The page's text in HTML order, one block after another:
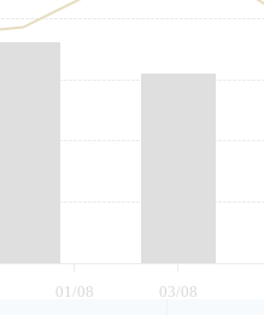
01/08 03/08